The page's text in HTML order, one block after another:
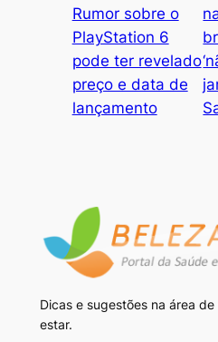
Rumor sobre o
PlayStation 6
pode ter revelado
preço e data de
lançamento
Dicas e sugestões na área
estar.